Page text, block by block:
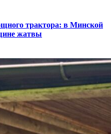
трактора: в Минской
жатвы